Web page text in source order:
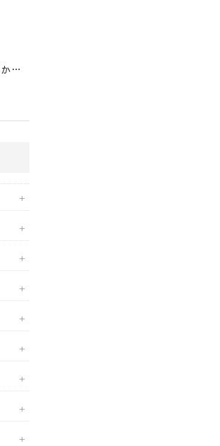
【追加情報】この夏からまた値上げ?! リフォームをご検討中の方へ